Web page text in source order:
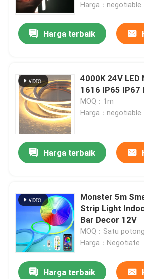
Harga：negotiable
Harga terbaik
4000K 24V LED
1616 IP65 IP67
MOQ：1m
Harga：negotiable
Harga terbaik
Monster 5m
Strip Light
Bar Decor 12V
MOQ：Satu potong
Harga：Negotiate
Harga terbaik